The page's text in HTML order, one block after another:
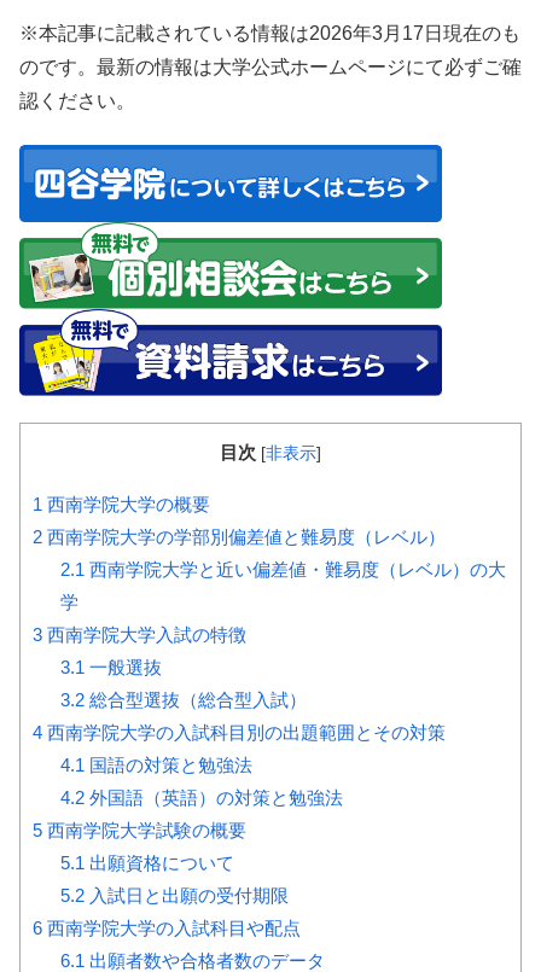
※本記事に記載されている情報は2026年3月17日現在のも
のです。最新の情報は大学公式ホームページにて必ずご確
認ください。
目次 [非表示]
1 西南学院大学の概要
2 西南学院大学の学部別偏差値と難易度（レベル）
2.1 西南学院大学と近い偏差値・難易度（レベル）の大
学
3 西南学院大学入試の特徴
3.1 一般選抜
3.2総合型選抜（総合型入試）
4 西南学院大学の入試科目別の出題範囲とその対策
4.1 国語の対策と勉強法
4.2外国語（英語）の対策と勉強法
5 西南学院大学試験の概要
5.1 出願資格について
5.2入試日と出願の受付期限
6 西南学院大学の入試科目や配点
6.1 出願者数や合格者数のデータ